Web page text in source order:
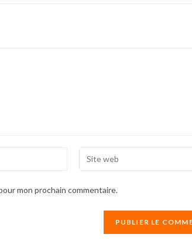
Enter
(optional)
mon prochain commentaire.